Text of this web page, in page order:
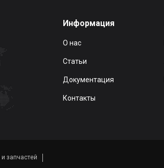
Информация
О нас
Статьи
Документация
Контакты
запчастей